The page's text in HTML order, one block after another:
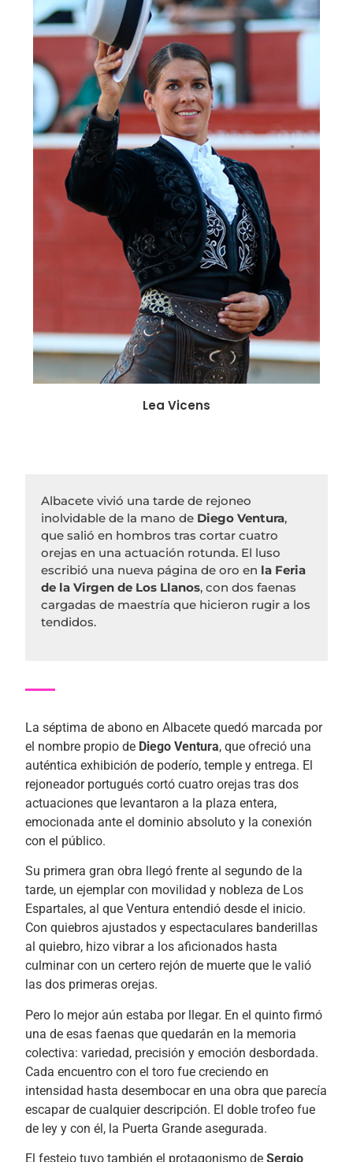
Lea Vicens
Albacete vivió una tarde de rejoneo
inolvidable de la mano de Diego Ventura,
que salió en hombros tras cortar cuatro
orejas en una actuación rotunda. El luso
escribió una nueva página de oro en la Feria
de la Virgen de Los Llanos, con dos faenas
cargadas de maestría que hicieron rugir a los
tendidos.
La séptima de abono en Albacete quedó marcada por
el nombre propio de Diego Ventura, que ofreció una
auténtica exhibición de poderío, temple y entrega. El
rejoneador portugués cortó cuatro orejas tras dos
actuaciones que levantaron a la plaza entera,
emocionada ante el dominio absoluto y la conexión
con el público.
Su primera gran obra llegó frente al segundo de la
tarde, un ejemplar con movilidad y nobleza de Los
Espartales, al que Ventura entendió desde el inicio.
Con quiebros ajustados y espectaculares banderillas
al quiebro, hizo vibrar a los aficionados hasta
culminar con un certero rejón de muerte que le valió
las dos primeras orejas.
Pero lo mejor aún estaba por llegar. En el quinto firmó
una de esas faenas que quedarán en la memoria
colectiva: variedad, precisión y emoción desbordada.
Cada encuentro con el toro fue creciendo en
intensidad hasta desembocar en una obra que parecía
escapar de cualquier descripción. El doble trofeo fue
de ley y con él, la Puerta Grande asegurada.
El festejo tuvo también el protagonismo de Sergio